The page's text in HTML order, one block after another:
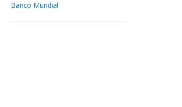
Banco Mundial